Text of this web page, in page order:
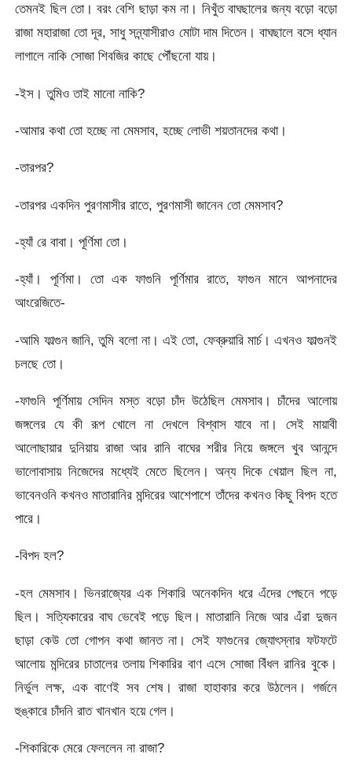
তেমনই ছিল তো। বরং বেশি ছাড়া কম না। নিখুঁত বাঘছালের জন্য বড়ো বড়ো
রাজা মহারাজা তো দূর, সাধু সন্ন্যাসীরাও মোটা দাম দিতেন। বাঘছালে বসে ধ্যান
লাগালে নাকি সোজা শিবজির কাছে পৌঁছনো যায়।
-ইস। তুমিও তাই মানো নাকি?
-আমার কথা তো হচ্ছে না মেমসাব, হচ্ছে লোভী শয়তানদের কথা।
-তারপর?
-তারপর একদিন পুরণমাসীর রাতে, পুরণমাসী জানেন তো মেমসাব?
-হ্যাঁ রে বাবা। পূর্ণিমা তো।
-হ্যাঁ। পূর্ণিমা। তো এক ফাগুনি পূর্ণিমার রাতে, ফাগুন মানে আপনাদের
আংরেজিতে-
-আমি ফাল্গুন জানি, তুমি বলো না। এই তো, ফেব্রুয়ারি মার্চ। এখনও ফাল্গুনই
চলছে তো।
-ফাগুনি পূর্ণিমায় সেদিন মস্ত বড়ো চাঁদ উঠেছিল মেমসাব। চাঁদের আলোয়
জঙ্গলের যে কী রূপ খোলে না দেখলে বিশ্বাস যাবে না। সেই মায়াবী
আলোছায়ার দুনিয়ায় রাজা আর রানি বাঘের শরীর নিয়ে জঙ্গলে খুব আনন্দে
ভালোবাসায় নিজেদের মধ্যেই মেতে ছিলেন। অন্য দিকে খেয়াল ছিল না,
ভাবেনওনি কখনও মাতারানির মন্দিরের আশেপাশে তাঁদের কখনও কিছু বিপদ হতে
পারে।
-বিপদ হল?
-হল মেমসাব। ভিনরাজ্যের এক শিকারি অনেকদিন ধরে এঁদের পেছনে পড়ে
ছিল। সত্যিকারের বাঘ ভেবেই পড়ে ছিল। মাতারানি নিজে আর এঁরা দুজন
ছাড়া কেউ তো গোপন কথা জানত না। সেই ফাগুনের জ্যোৎস্নার ফটফটে
আলোয় মন্দিরের চাতালের তলায় শিকারির বাণ এসে সোজা বিঁধল রানির বুকে।
নির্ভুল লক্ষ, এক বাণেই সব শেষ। রাজা হাহাকার করে উঠলেন। গর্জনে
হুঙ্কারে চাঁদনি রাত খানখান হয়ে গেল।
-শিকারিকে মেরে ফেললেন না রাজা?